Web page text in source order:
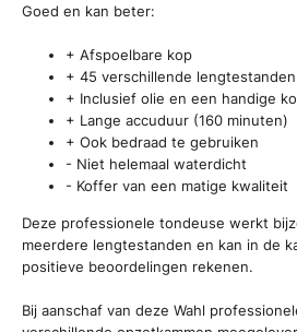
Goed en kan beter:
+ Afspoelbare kop
+ 45 verschillende lengtestanden
+ Inclusief olie en een handige
+ Lange accuduur (160 minuten)
+ Ook bedraad te gebruiken
- Niet helemaal waterdicht
- Koffer van een matige kwaliteit
Deze professionele tondeuse werkt
meerdere lengtestanden en kan in de
positieve beoordelingen rekenen.
Bij aanschaf van deze Wahl